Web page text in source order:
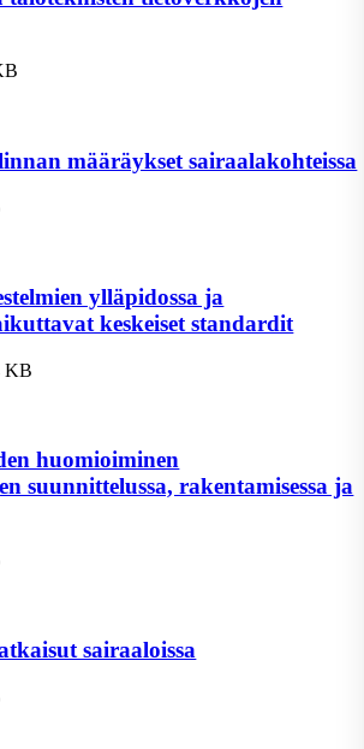
määräykset sairaalakohteissa
ylläpidossa ja
keskeiset standardit
KB
huomioiminen
suunnittelussa, rakentamisessa ja
sairaaloissa